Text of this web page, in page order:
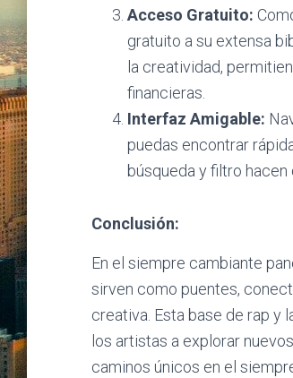
Acceso Gratuito:
gratuito a su extensa
la creatividad,
financieras.
Interfaz Amigable:
puedas encontrar
búsqueda y filtro
Conclusión:
En el siempre cambiante
sirven como puentes,
creativa. Esta base de rap y
los artistas a explorar
caminos únicos en el